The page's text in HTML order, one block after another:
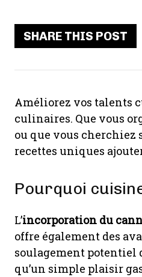
SHARE THIS POST
Améliorez vos talents
culinaires. Que vous
ou que vous cherchiez
recettes uniques
Pourquoi
L’incorporation du
offre également des
soulagement potentiel
qu’un simple plaisir